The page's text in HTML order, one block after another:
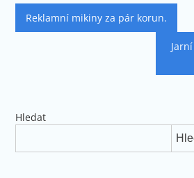
Navigace
pro
Reklamní mikiny za pár korun.
Hledat